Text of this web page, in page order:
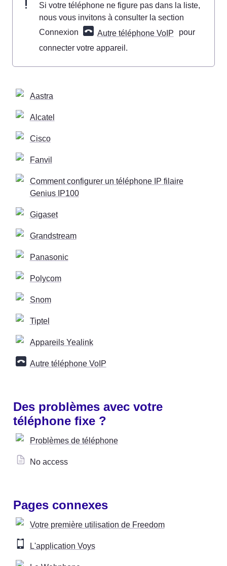
Si votre téléphone ne figure pas dans la liste,
nous vous invitons à consulter la section
Connexion
Autre téléphone VoIP
pour
connecter votre appareil.
Aastra
Alcatel
Cisco
Fanvil
Comment configurer un téléphone IP filaire
Genius IP100
Gigaset
Grandstream
Panasonic
Polycom
Snom
Tiptel
Appareils Yealink
Autre téléphone VoIP
Des problèmes avec votre
téléphone fixe ?
Problèmes de téléphone
No access
Pages connexes
Votre première utilisation de Freedom
L'application Voys